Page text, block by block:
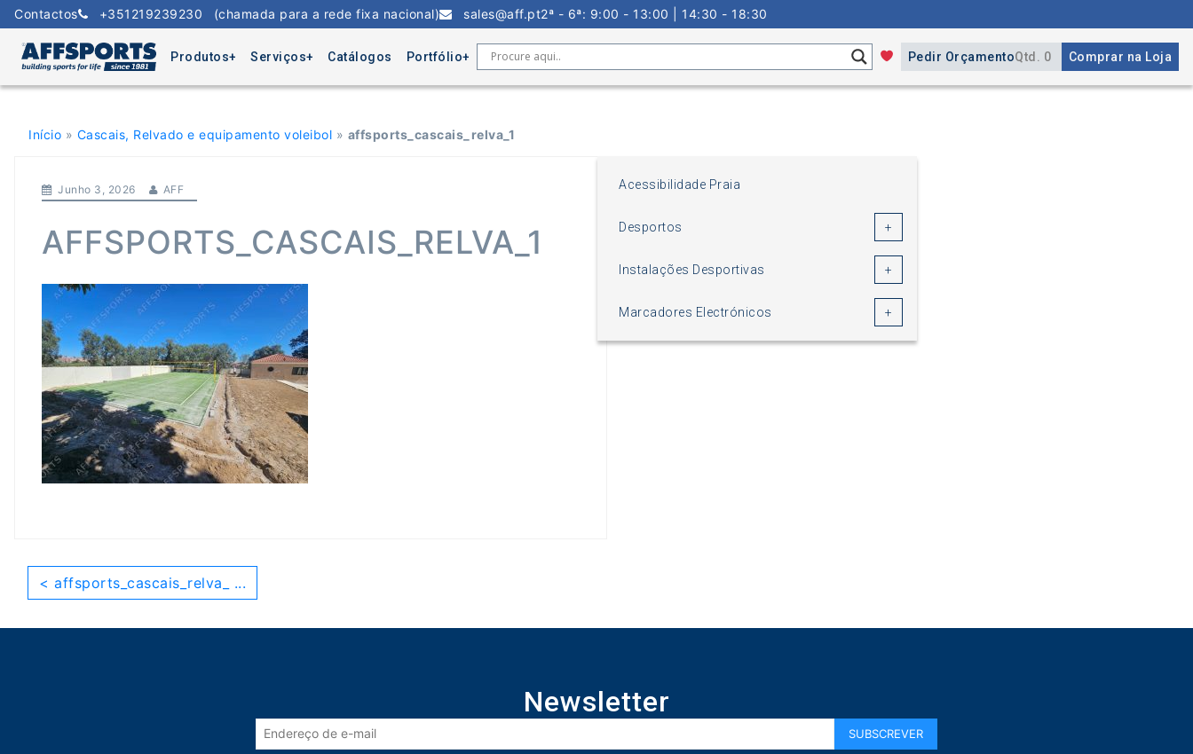
Skip
Contactos +351219239230 (chamada para a rede fixa nacional) sales@aff.pt2ª - 6ª: 9:00 - 13:00 | 14:30 - 18:30
Produtos Serviços Catálogos Portfólio Pedir OrçamentoQtd. 0 Comprar na Loja
Início » Cascais, Relvado e equipamento voleibol » affsports_cascais_relva_1
Junho 3, 2026 AFF
AFFSPORTS_CASCAIS_RELVA_1
< affsports_cascais_relva_ ...
Acessibilidade Praia
Desportos
Instalações Desportivas
Marcadores Electrónicos
Newsletter